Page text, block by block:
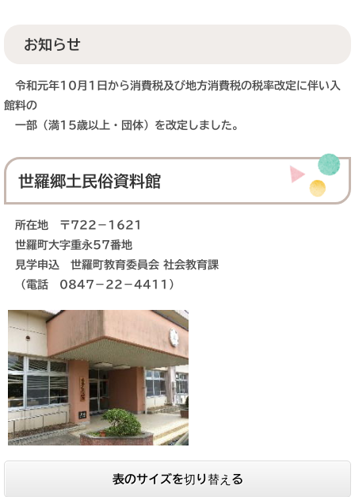
お知らせ
令和元年10月1日から消費税及び地方消費税の税率改定に伴い入
館料の
一部（満15歳以上・団体）を改定しました。
世羅郷土民俗資料館
所在地 〒722－1621
世羅町大字重永57番地
見学申込 世羅町教育委員会 社会教育課
（電話 0847－22－4411）
表のサイズを切り替える